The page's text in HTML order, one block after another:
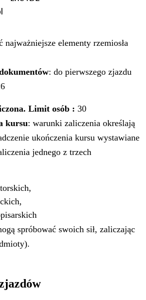
0020 1466 2720 0049
elementy rzemiosła
: do pierwszego zjazdu
Limit osób : 30
kursu: warunki zaliczenia określają
ukończenia kursu wystawiane
jednego z trzech
spróbować swoich sił, zaliczając